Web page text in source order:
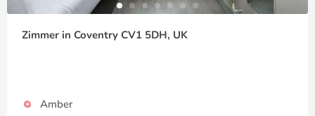
Zimmer in Coventry CV1 5DH, UK
Amber